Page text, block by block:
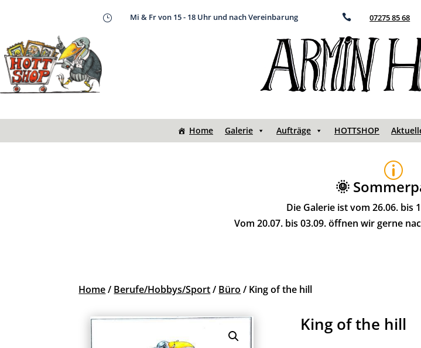
} Mi & Fr von 15 - 18 Uhr und nach Vereinbarung  07275 85 68
Home Galerie Aufträge HOTTSHOP
p
🌞
Die Galerie ist vom 26.06. bis
Vom 20.07. bis 03.09. öffnen wir gerne
Home/ Berufe/Hobbys/Sport/ Büro / King of the hill
King of the hill